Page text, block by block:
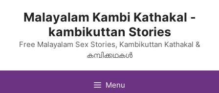
Malayalam Kambi Kathakal -
kambikuttan Stories
Free Malayalam Sex Stories, Kambikuttan Kathakal &
കമ്പിക്കഥകൾ
Menu